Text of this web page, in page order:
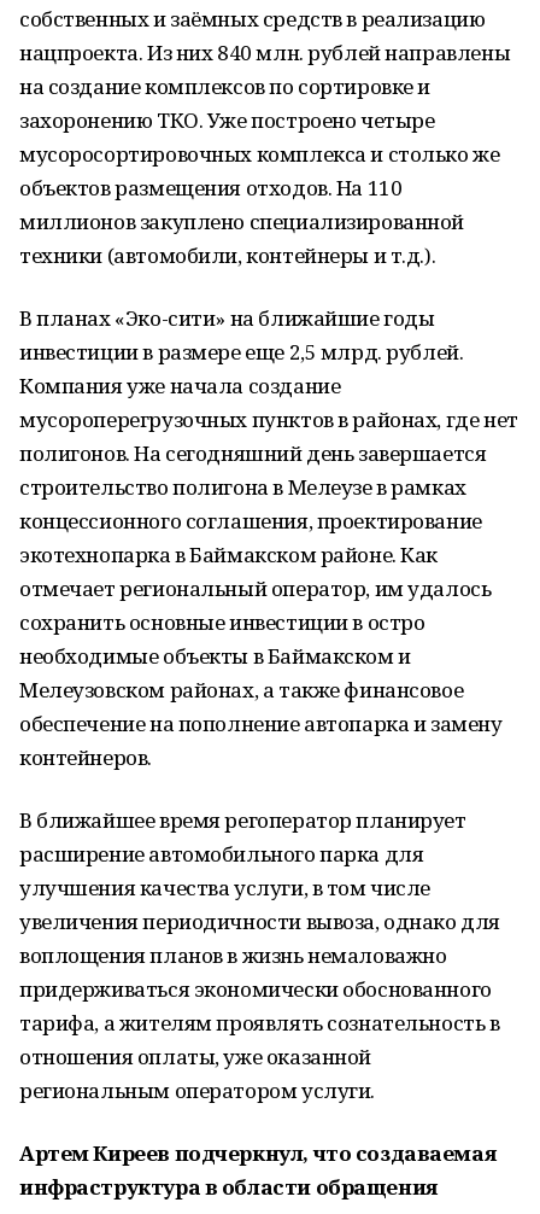
собственных и заёмных средств в реализацию
нацпроекта. Из них 840 млн. рублей направлены
на создание комплексов по сортировке и
захоронению ТКО. Уже построено четыре
мусоросортировочных комплекса и столько же
объектов размещения отходов. На 110
миллионов закуплено специализированной
техники (автомобили, контейнеры и т.д.).
В планах «Эко-сити» на ближайшие годы
инвестиции в размере еще 2,5 млрд. рублей.
Компания уже начала создание
мусороперегрузочных пунктов в районах, где нет
полигонов. На сегодняшний день завершается
строительство полигона в Мелеузе в рамках
концессионного соглашения, проектирование
экотехнопарка в Баймакском районе. Как
отмечает региональный оператор, им удалось
сохранить основные инвестиции в остро
необходимые объекты в Баймакском и
Мелеузовском районах, а также финансовое
обеспечение на пополнение автопарка и замену
контейнеров.
В ближайшее время регоператор планирует
расширение автомобильного парка для
улучшения качества услуги, в том числе
увеличения периодичности вывоза, однако для
воплощения планов в жизнь немаловажно
придерживаться экономически обоснованного
тарифа, а жителям проявлять сознательность в
отношения оплаты, уже оказанной
региональным оператором услуги.
Артем Киреев подчеркнул, что создаваемая
инфраструктура в области обращения